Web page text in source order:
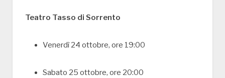
Teatro Tasso di Sorrento
Venerdì 24 ottobre, ore 19:00
Sabato 25 ottobre, ore 20:00